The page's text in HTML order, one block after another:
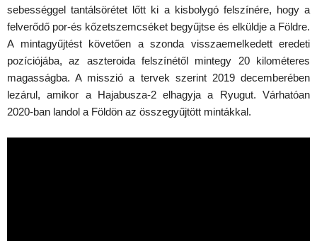
sebességgel tantálsörétet lőtt ki a kisbolygó felszínére, hogy a
felverődő por-és kőzetszemcséket begyűjtse és elküldje a Földre.
A mintagyűjtést követően a szonda visszaemelkedett eredeti
pozíciójába, az aszteroida felszínétől mintegy 20 kilométeres
magasságba. A misszió a tervek szerint 2019 decemberében
lezárul, amikor a Hajabusza-2 elhagyja a Ryugut. Várhatóan
2020-ban landol a Földön az összegyűjtött mintákkal.